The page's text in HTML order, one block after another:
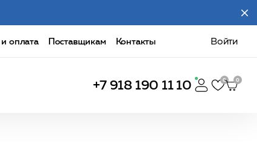
оплата Поставщикам Контакты Войти
+7 918 190 11 10